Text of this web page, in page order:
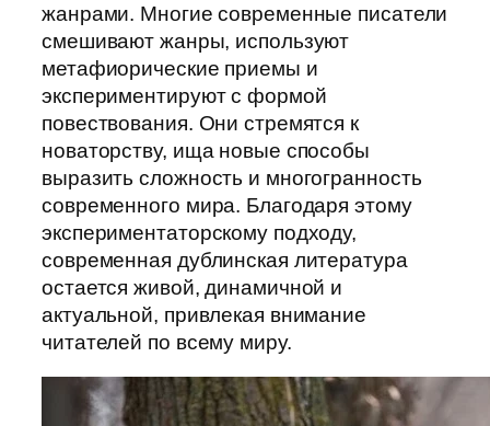
жанрами. Многие современные писатели
смешивают жанры, используют
метафиорические приемы и
экспериментируют с формой
повествования. Они стремятся к
новаторству, ища новые способы
выразить сложность и многогранность
современного мира. Благодаря этому
экспериментаторскому подходу,
современная дублинская литература
остается живой, динамичной и
актуальной, привлекая внимание
читателей по всему миру.